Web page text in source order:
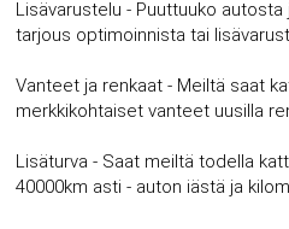
Lisävarustelu - Puuttuuko
tarjous optimoinnista tai
Vanteet ja renkaat - Meiltä saat
merkkikohtaiset vanteet uusilla
Lisäturva - Saat meiltä todella
40000km asti - auton iästä ja